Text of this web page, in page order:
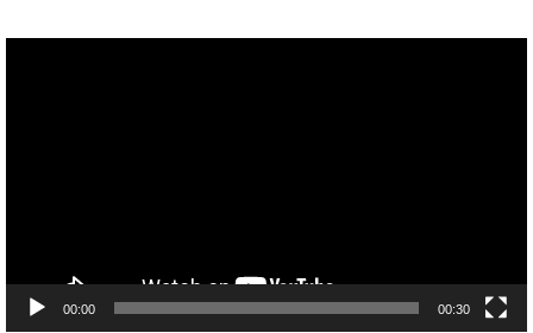
00:00 00:30